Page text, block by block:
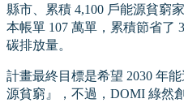
縣市、累積 4,100 戶能源貧窮
本帳單 107 萬單，累積節省了
碳排放量。
計畫最終目標是希望 2030 年
源貧窮』，不過，DOMI 綠然